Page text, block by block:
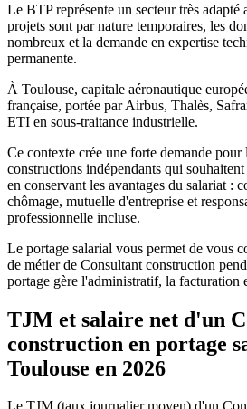
Le BTP représente un secteur très adapté
projets sont par nature temporaires, les
nombreux et la demande en expertise
permanente.
À Toulouse, capitale aéronautique
française, portée par Airbus, Thalès,
ETI en sous-traitance industrielle.
Ce contexte crée une forte demande pour
constructions indépendants qui
en conservant les avantages du salariat :
chômage, mutuelle d'entreprise et
professionnelle incluse.
Le portage salarial vous permet de vous
de métier de Consultant construction
portage gère l'administratif, la facturation
TJM et salaire net d'un
construction en portage
Toulouse en 2026